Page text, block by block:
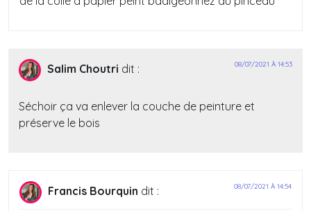
Salim Choutri dit : 08/07/2021 À 14:53
Séchoir ça va enlever la couche de peinture et
préserve le bois
Francis Bourquin dit : 08/07/2021 À 14:54